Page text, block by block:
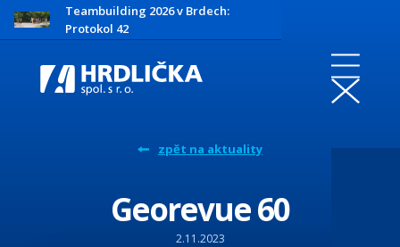
Teambuilding 2026 v Brdech:
Protokol 42
zpět na aktuality
Georevue 60
2.11.2023